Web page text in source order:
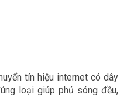
tín hiệu internet có dây
loại giúp phủ sóng đều,